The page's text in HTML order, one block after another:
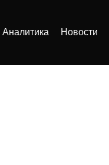
Аналитика Новости